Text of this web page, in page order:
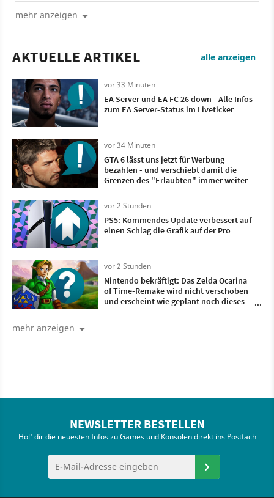
mehr anzeigen
AKTUELLE ARTIKEL alle anzeigen
vor 33 Minuten
EA Server und EA FC 26 down - Alle Infos
zum EA Server-Status im Liveticker
vor 34 Minuten
GTA 6 lässt uns jetzt für Werbung
bezahlen - und verschiebt damit die
Grenzen des "Erlaubten" immer weiter
vor 2 Stunden
PS5: Kommendes Update verbessert auf
einen Schlag die Grafik auf der Pro
vor 2 Stunden
Nintendo bekräftigt: Das Zelda Ocarina
of Time-Remake wird nicht verschoben
und erscheint wie geplant noch dieses
mehr anzeigen
NEWSLETTER BESTELLEN
Hol' dir die neuesten Infos zu Games und Konsolen direkt ins Postfach